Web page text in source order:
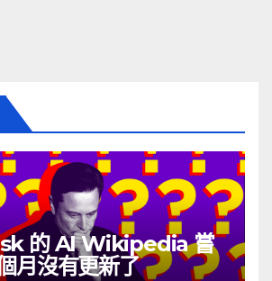
的 AI Wikipedia 嘗
月沒有更新了